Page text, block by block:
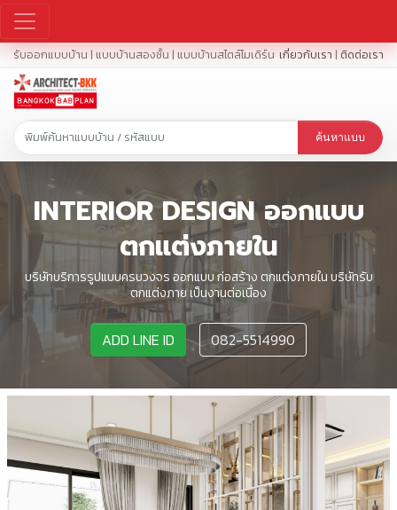
รับออกแบบบ้าน | แบบบ้านสองชั้น | แบบบ้านสไตล์โมเดิร์น เกี่ยวกับเรา | ติดต่อเรา
ค้นหาแบบ
INTERIOR DESIGN ออกแบบ
ตกแต่งภายใน
บริษัทบริการรูปแบบครบวงจร ออกแบบ ก่อสร้าง ตกแต่งภายใน บริษัทรับ
ตกแต่งภาย เป็นงานต่อเนื่อง
ADD LINE ID 082-5514990